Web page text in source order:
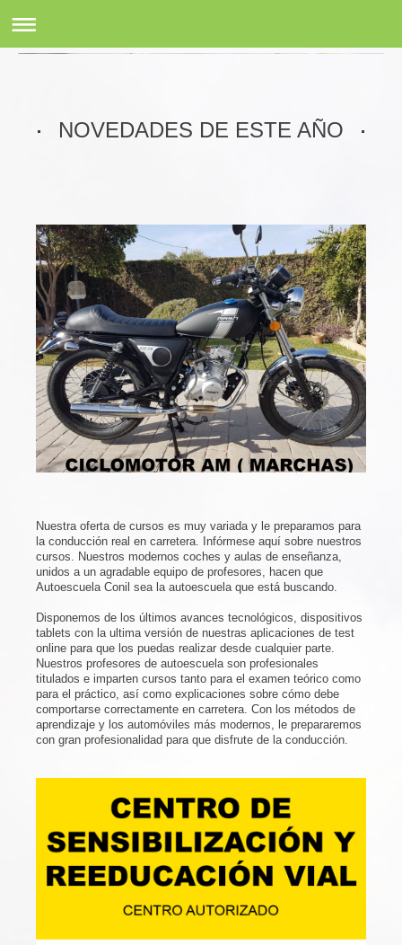
NOVEDADES DE ESTE AÑO
Nuestra oferta de cursos es muy variada y le preparamos para
la conducción real en carretera. Infórmese aquí sobre nuestros
cursos. Nuestros modernos coches y aulas de enseñanza,
unidos a un agradable equipo de profesores, hacen que
Autoescuela Conil sea la autoescuela que está buscando.
Disponemos de los últimos avances tecnológicos, dispositivos
tablets con la ultima versión de nuestras aplicaciones de test
online para que los puedas realizar desde cualquier parte.
Nuestros profesores de autoescuela son profesionales
titulados e imparten cursos tanto para el examen teórico como
para el práctico, así como explicaciones sobre cómo debe
comportarse correctamente en carretera. Con los métodos de
aprendizaje y los automóviles más modernos, le prepararemos
con gran profesionalidad para que disfrute de la conducción.